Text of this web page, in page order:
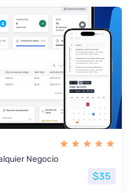
Negocio
$35